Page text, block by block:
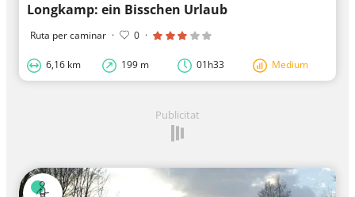
Longkamp: ein Bisschen Urlaub
Ruta per caminar · 0 ·
6,16 km 199 m 01h33 Medium
Publicitat